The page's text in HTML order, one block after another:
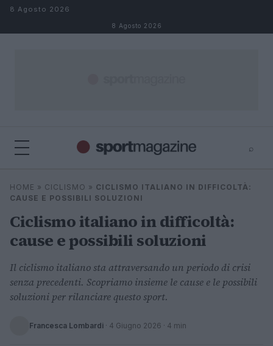
Salta al contenuto
8 Agosto 2026
8 Agosto 2026
⌕
Cerca
⌕
HOME » CICLISMO » CICLISMO ITALIANO IN DIFFICOLTÀ:
CAUSE E POSSIBILI SOLUZIONI
Ciclismo italiano in difficoltà:
cause e possibili soluzioni
Il ciclismo italiano sta attraversando un periodo di crisi
senza precedenti. Scopriamo insieme le cause e le possibili
soluzioni per rilanciare questo sport.
Francesca Lombardi · 4 Giugno 2026 · 4 min